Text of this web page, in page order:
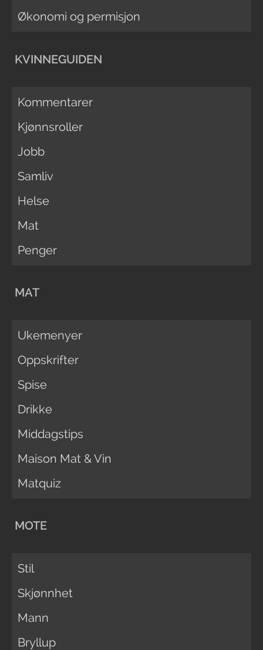
Økonomi og permisjon
KVINNEGUIDEN
Kommentarer
Kjønnsroller
Jobb
Samliv
Helse
Mat
Penger
MAT
Ukemenyer
Oppskrifter
Spise
Drikke
Middagstips
Maison Mat & Vin
Matquiz
MOTE
Stil
Skjønnhet
Mann
Bryllup